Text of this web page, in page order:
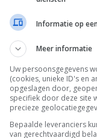
Informatie op
Meer informatie
Uw persoonsgegevens
(cookies, unieke ID's en
opgeslagen door,
specifiek door deze site
precieze
Bepaalde leveranciers
van gerechtvaardigd